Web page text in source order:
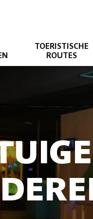
TOERISTISCHE
ROUTES